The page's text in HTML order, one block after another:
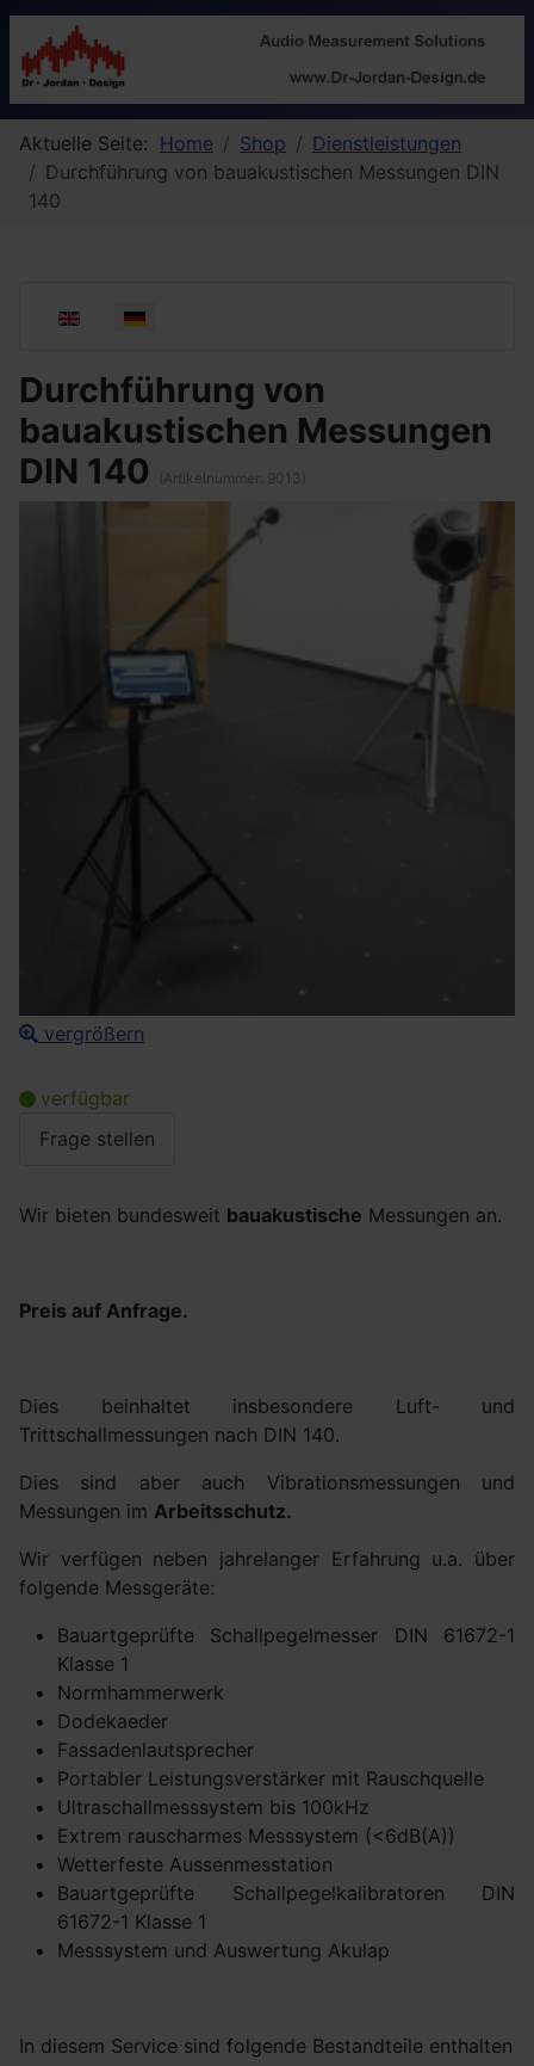
Aktuelle Seite: Home Shop
Dienstleistungen
Durchführung von bauakustischen Messungen DIN
140
Sprache auswählen
Durchführung von
bauakustischen Messungen
DIN 140
(Artikelnummer: 9013 )
vergrößern
verfügbar
Frage stellen
Wir bieten bundesweit bauakustische Messungen an.
Preis auf Anfrage.
Dies beinhaltet insbesondere Luft- und
Trittschallmessungen nach DIN 140.
Dies sind aber auch Vibrationsmessungen und
Messungen im Arbeitsschutz.
Wir verfügen neben jahrelanger Erfahrung u.a. über
folgende Messgeräte:
Bauartgeprüfte Schallpegelmesser DIN 61672-1
Klasse 1
Normhammerwerk
Dodekaeder
Fassadenlautsprecher
Portabler Leistungsverstärker mit Rauschquelle
Ultraschallmesssystem bis 100kHz
Extrem rauscharmes Messsystem (<6dB(A))
Wetterfeste Aussenmesstation
Bauartgeprüfte Schallpegelkalibratoren DIN
61672-1 Klasse 1
Messsystem und Auswertung Akulap
In diesem Service sind folgende Bestandteile enthalten